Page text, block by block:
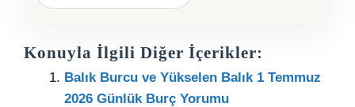
Konuyla İlgili Diğer İçerikler:
Balık Burcu ve Yükselen Balık 1 Temmuz
2026 Günlük Burç Yorumu